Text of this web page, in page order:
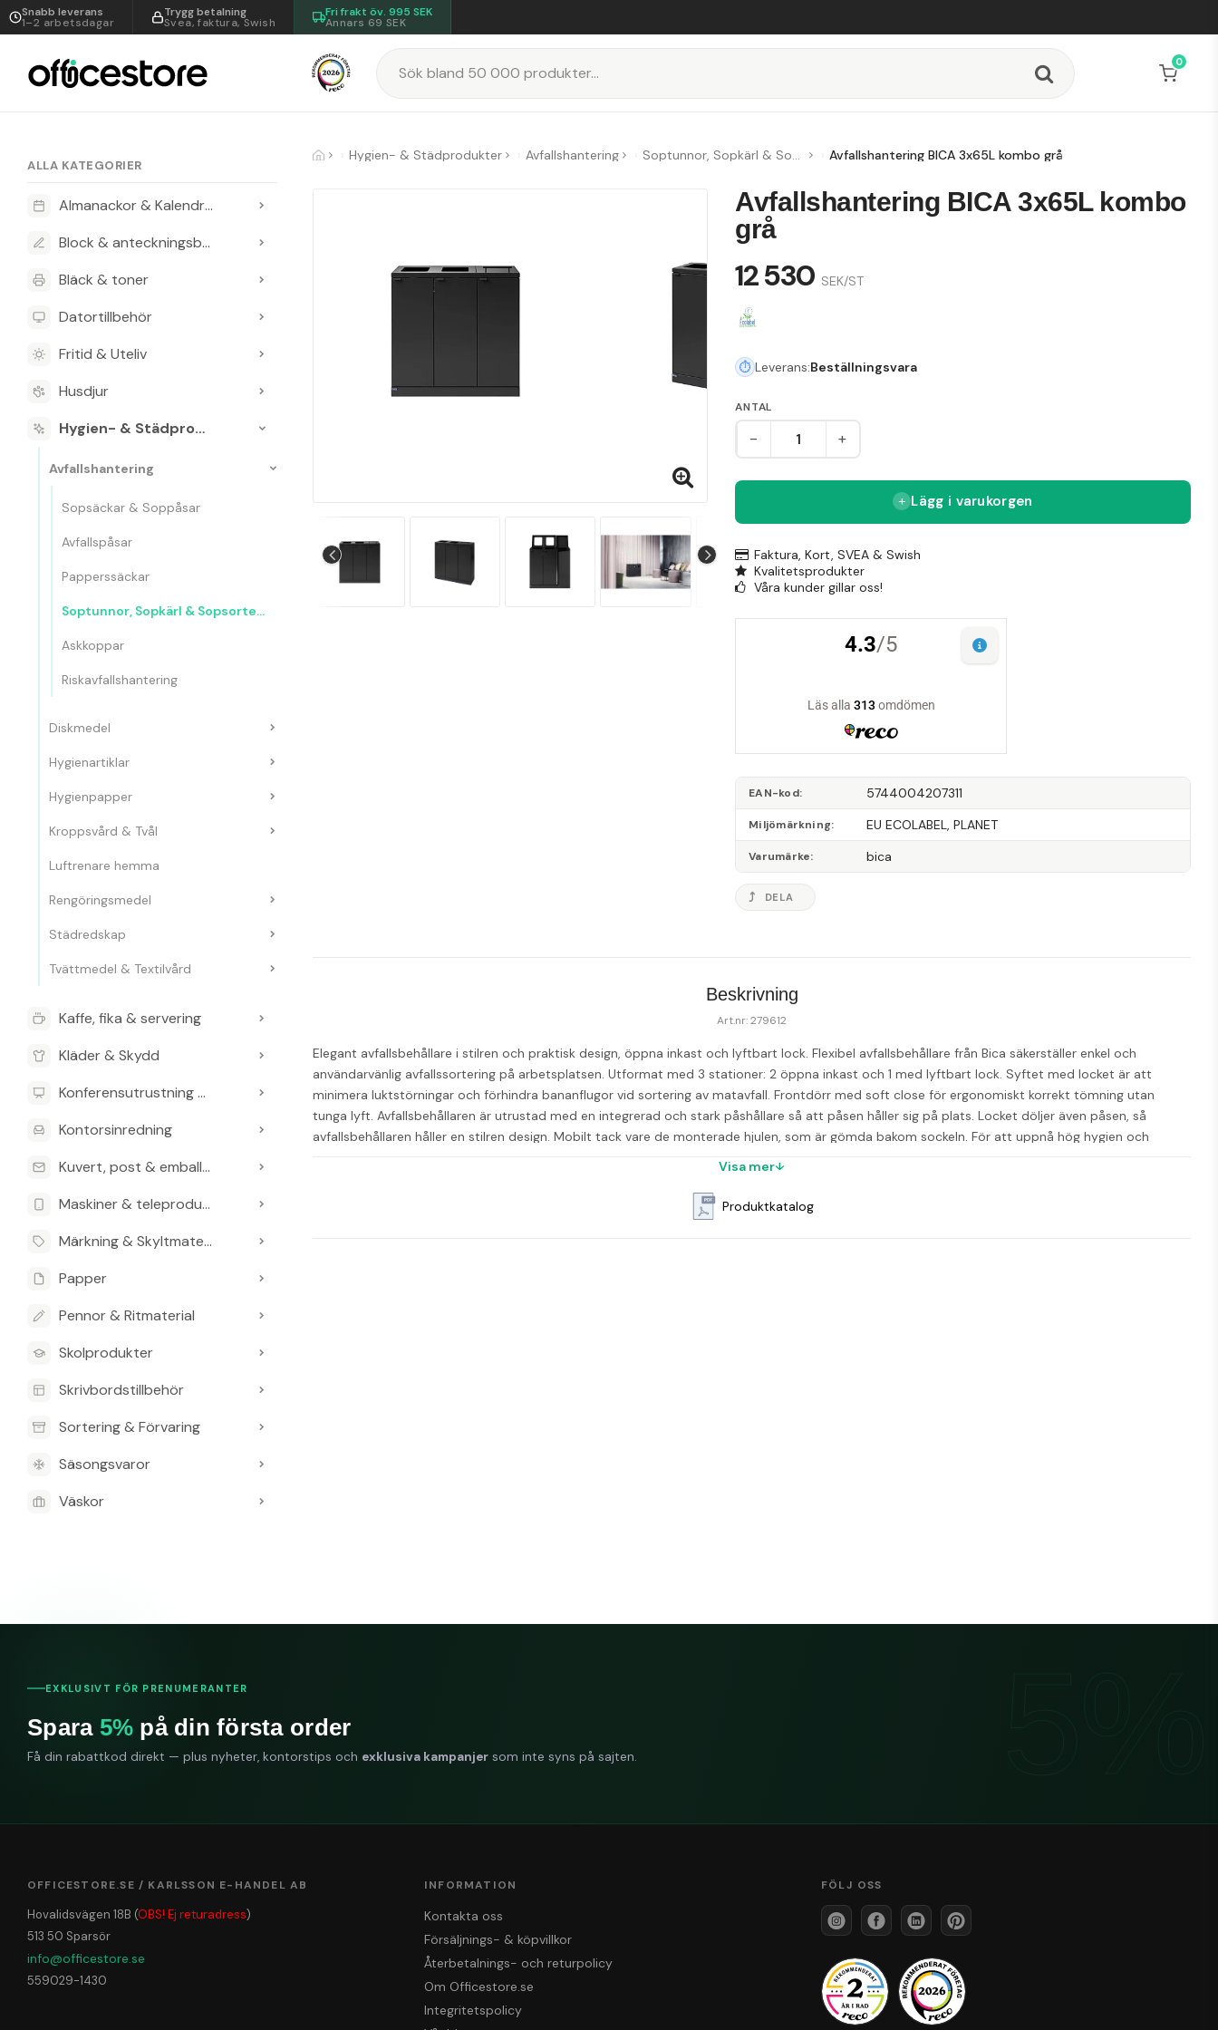
Snabb leverans
1–2 arbetsdagar
Trygg betalning
Svea, faktura, Swish
Fri frakt öv. 995 SEK
Annars 69 SEK
0
ALLA KATEGORIER
Almanackor & Kalendrar
Block & anteckningsböcker
Bläck & toner
Datortillbehör
Fritid & Uteliv
Husdjur
Hygien- & Städprodukter
Avfallshantering
Sopsäckar & Soppåsar
Avfallspåsar
Papperssäckar
Soptunnor, Sopkärl & Sopsorteringskärl
Askkoppar
Riskavfallshantering
Diskmedel
Hygienartiklar
Hygienpapper
Kroppsvård & Tvål
Luftrenare hemma
Rengöringsmedel
Städredskap
Tvättmedel & Textilvård
Kaffe, fika & servering
Kläder & Skydd
Konferensutrustning & Presentationsutrustning
Kontorsinredning
Kuvert, post & emballage
Maskiner & teleprodukter
Märkning & Skyltmaterial
Papper
Pennor & Ritmaterial
Skolprodukter
Skrivbordstillbehör
Sortering & Förvaring
Säsongsvaror
Väskor
Hygien- & Städprodukter Avfallshantering Soptunnor, Sopkärl & Sopsorteringskärl Avfallshantering BICA 3x65L kombo grå
Avfallshantering BICA 3x65L kombo
grå
12 530 SEK/ST
Leverans:Beställningsvara
ANTAL
- +
Lägg i varukorgen
Faktura, Kort, SVEA & Swish
Kvalitetsprodukter
Våra kunder gillar oss!
EAN-kod 5744004207311
Miljömärkning EU ECOLABEL, PLANET
Varumärke bica
DELA
Beskrivning
Art.nr: 279612
Elegant avfallsbehållare i stilren och praktisk design, öppna inkast och lyftbart lock. Flexibel avfallsbehållare från Bica säkerställer enkel och
användarvänlig avfallssortering på arbetsplatsen. Utformat med 3 stationer: 2 öppna inkast och 1 med lyftbart lock. Syftet med locket är att
minimera luktstörningar och förhindra bananflugor vid sortering av matavfall. Frontdörr med soft close för ergonomiskt korrekt tömning utan
tunga lyft. Avfallsbehållaren är utrustad med en integrerad och stark påshållare så att påsen håller sig på plats. Locket döljer även påsen, så
avfallsbehållaren håller en stilren design. Mobilt tack vare de monterade hjulen, som är gömda bakom sockeln. För att uppnå hög hygien och
Nettovikt: 42,94kg - Bica Modell 873 - Piktogram ingår ej - EU Ecolabel licensnummer: DK/049/064
Visa mer
Produktkatalog
OFFICESTORE.SE / KARLSSON E-HANDEL AB
Hovalidsvägen 18B (OBS! Ej returadress)
513 50 Sparsör
info@officestore.se
559029-1430
INFORMATION
Kontakta oss
Försäljnings- & köpvillkor
Återbetalnings- och returpolicy
Om Officestore.se
Integritetspolicy
FÖLJ OSS
EXKLUSIVT FÖR PRENUMERANTER
Spara 5% på din första order
Få din rabattkod direkt — plus nyheter, kontorstips och exklusiva kampanjer som inte syns på sajten.